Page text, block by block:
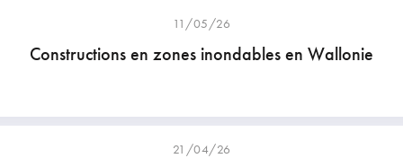
11/05/26
Constructions en zones inondables en Wallonie
21/04/26